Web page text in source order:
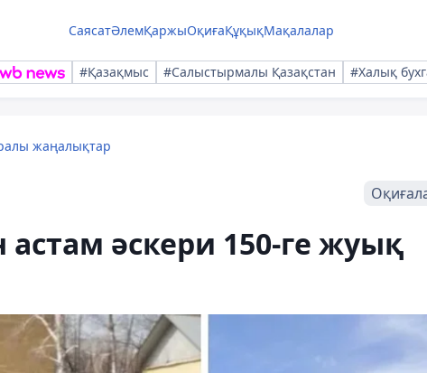
СаясатӘлемҚаржыОқиғаҚұқықМақалалар
#Қазақмыс #Салыстырмалы Қазақстан #Халық
жаңалықтар
әскери 150-ге жуық